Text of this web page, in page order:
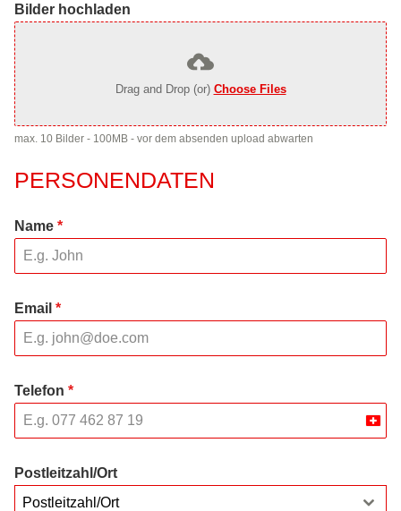
Bilder hochladen
Drag and Drop (or) Choose Files
max. 10 Bilder - 100MB - vor dem absenden upload abwarten
PERSONENDATEN
Name *
Email *
Telefon *
Postleitzahl/Ort
Postleitzahl/Ort